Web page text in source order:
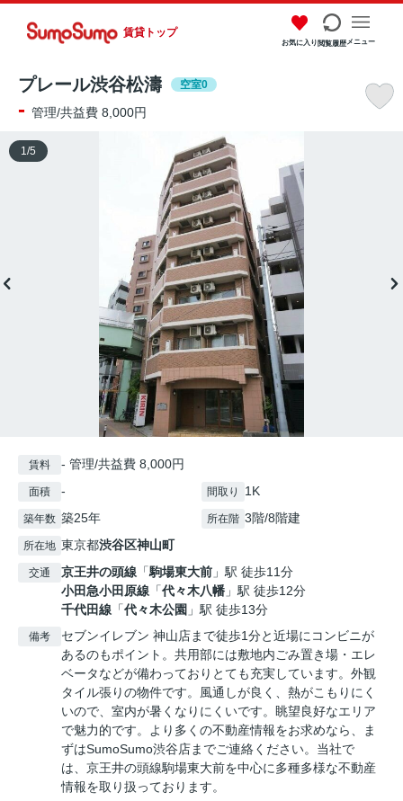
賃貸トップ
お気に入り閲覧履歴メニュー
プレール渋谷松濤 空室0
- 管理/共益費 8,000円
1 /5
賃料 - 管理/共益費 8,000円
面積 - 間取り 1K
築年数 築25年 所在階 3階/8階建
所在地 東京都渋谷区神山町
交通 京王井の頭線 「駒場東大前 」駅 徒歩11分
小田急小田原線 「代々木八幡 」駅 徒歩12分
千代田線 「代々木公園 」駅 徒歩13分
備考
セブンイレブン 神山店まで徒歩1分と近場にコンビニが
あるのもポイント。共用部には敷地内ごみ置き場・エレ
ベータなどが備わっておりとても充実しています。外観
タイル張りの物件です。風通しが良く、熱がこもりにく
いので、室内が暑くなりにくいです。眺望良好なエリア
で魅力的です。より多くの不動産情報をお求めなら、ま
ずはSumoSumo渋谷店までご連絡ください。当社で
は、京王井の頭線駒場東大前を中心に多種多様な不動産
情報を取り扱っております。